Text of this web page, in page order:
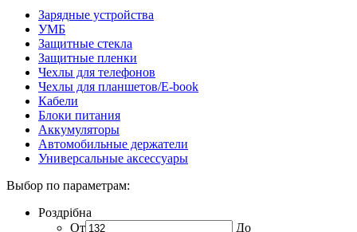
Зарядные устройства
УМБ
Защитные стекла
Защитные пленки
Чехлы для телефонов
Чехлы для планшетов/E-book
Кабели
Блоки питания
Аккумуляторы
Автомобильные держатели
Универсальные аксессуары
Выбор по параметрам:
Роздрібна
От
До